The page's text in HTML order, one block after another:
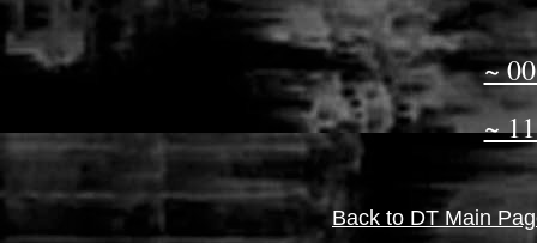
~
~
Back to DT Main